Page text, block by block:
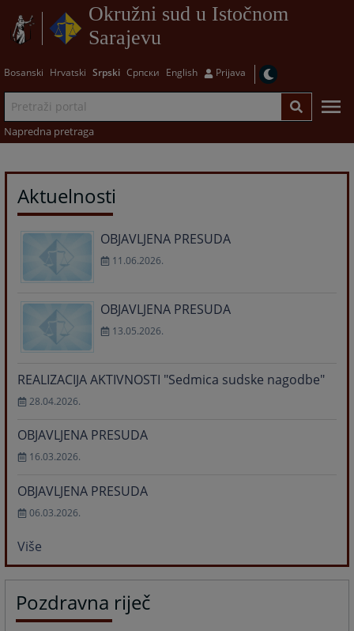
Okružni sud u Istočnom
Sarajevu
Bosanski Hrvatski Srpski Српски English Prijava
Napredna pretraga
Aktuelnosti
OBJAVLJENA PRESUDA
11.06.2026.
OBJAVLJENA PRESUDA
13.05.2026.
REALIZACIJA AKTIVNOSTI "Sedmica sudske nagodbe"
28.04.2026.
OBJAVLJENA PRESUDA
16.03.2026.
OBJAVLJENA PRESUDA
06.03.2026.
Više
Pozdravna riječ